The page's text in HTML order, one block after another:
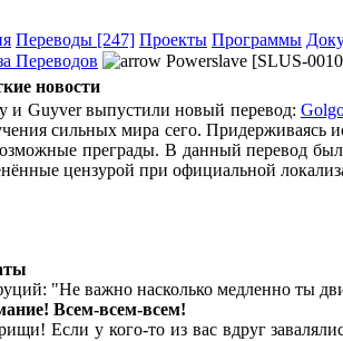
Переводы [247] Проекты Программы
Переводов Powerslave [SLUS-
новости
и Guyver выпустили новый перевод:
сильных мира сего. Придерживаясь
преграды. В данный перевод
цензурой при официальной
"Не важно насколько медленно ты
Всем-всем-всем!
Если у кого-то из вас вдруг